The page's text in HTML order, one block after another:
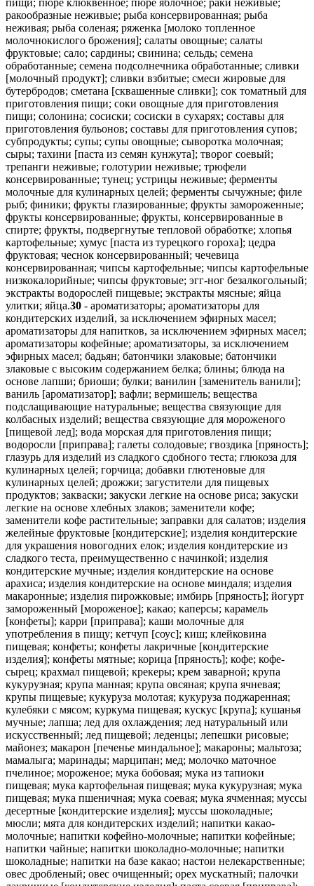
ракообразные неживые; рыба консервированная; рыба
неживая; рыба соленая; ряженка [молоко топленное
молочнокислого брожения]; салаты овощные; салаты
фруктовые; сало; сардины; свинина; сельдь; семена
обработанные; семена подсолнечника обработанные; сливки
[молочный продукт]; сливки взбитые; смеси жировые для
бутербродов; сметана [сквашенные сливки]; сок томатный для
приготовления пищи; соки овощные для приготовления
пищи; солонина; сосиски; сосиски в сухарях; составы для
приготовления бульонов; составы для приготовления супов;
субпродукты; супы; супы овощные; сыворотка молочная;
сыры; тахини [паста из семян кунжута]; творог соевый;
трепанги неживые; голотурии неживые; трюфели
консервированные; тунец; устрицы неживые; ферменты
молочные для кулинарных целей; ферменты сычужные; филе
рыб; финики; фрукты глазированные; фрукты замороженные;
фрукты консервированные; фрукты, консервированные в
спирте; фрукты, подвергнутые тепловой обработке; хлопья
картофельные; хумус [паста из турецкого гороха]; цедра
фруктовая; чеснок консервированный; чечевица
консервированная; чипсы картофельные; чипсы картофельные
низкокалорийные; чипсы фруктовые; эгг-ног безалкогольный;
экстракты водорослей пищевые; экстракты мясные; яйца
улитки; яйца.30 - ароматизаторы; ароматизаторы для
кондитерских изделий, за исключением эфирных масел;
ароматизаторы для напитков, за исключением эфирных масел;
ароматизаторы кофейные; ароматизаторы, за исключением
эфирных масел; бадьян; батончики злаковые; батончики
злаковые с высоким содержанием белка; блины; блюда на
основе лапши; бриоши; булки; ванилин [заменитель ванили];
ваниль [ароматизатор]; вафли; вермишель; вещества
подслащивающие натуральные; вещества связующие для
колбасных изделий; вещества связующие для мороженого
[пищевой лед]; вода морская для приготовления пищи;
водоросли [приправа]; галеты солодовые; гвоздика [пряность];
глазурь для изделий из сладкого сдобного теста; глюкоза для
кулинарных целей; горчица; добавки глютеновые для
кулинарных целей; дрожжи; загустители для пищевых
продуктов; закваски; закуски легкие на основе риса; закуски
легкие на основе хлебных злаков; заменители кофе;
заменители кофе растительные; заправки для салатов; изделия
желейные фруктовые [кондитерские]; изделия кондитерские
для украшения новогодних елок; изделия кондитерские из
сладкого теста, преимущественно с начинкой; изделия
кондитерские мучные; изделия кондитерские на основе
арахиса; изделия кондитерские на основе миндаля; изделия
макаронные; изделия пирожковые; имбирь [пряность]; йогурт
замороженный [мороженое]; какао; каперсы; карамель
[конфеты]; карри [приправа]; каши молочные для
употребления в пищу; кетчуп [соус]; киш; клейковина
пищевая; конфеты; конфеты лакричные [кондитерские
изделия]; конфеты мятные; корица [пряность]; кофе; кофе-
сырец; крахмал пищевой; крекеры; крем заварной; крупа
кукурузная; крупа манная; крупа овсяная; крупа ячневая;
крупы пищевые; кукуруза молотая; кукуруза поджаренная;
кулебяки с мясом; куркума пищевая; кускус [крупа]; кушанья
мучные; лапша; лед для охлаждения; лед натуральный или
искусственный; лед пищевой; леденцы; лепешки рисовые;
майонез; макарон [печенье миндальное]; макароны; мальтоза;
мамалыга; маринады; марципан; мед; молочко маточное
пчелиное; мороженое; мука бобовая; мука из тапиоки
пищевая; мука картофельная пищевая; мука кукурузная; мука
пищевая; мука пшеничная; мука соевая; мука ячменная; муссы
десертные [кондитерские изделия]; муссы шоколадные;
мюсли; мята для кондитерских изделий; напитки какао-
молочные; напитки кофейно-молочные; напитки кофейные;
напитки чайные; напитки шоколадно-молочные; напитки
шоколадные; напитки на базе какао; настои нелекарственные;
овес дробленый; овес очищенный; орех мускатный; палочки